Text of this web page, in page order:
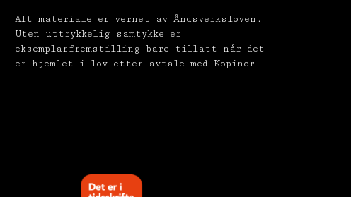
Alt materiale er vernet av Åndsverksloven.
Uten uttrykkelig samtykke er
eksemplarfremstilling bare tillatt når det
er hjemlet i lov etter avtale med Kopinor